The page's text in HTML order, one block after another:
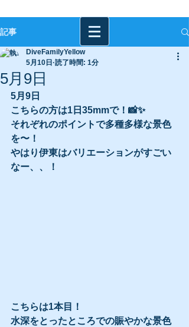
記事
5月9日
DiveFamilyYellow
5月10日 読了時間: 1分
5月9日
こちらの方は1日35mmで！📸✨
それぞれのポイントで多種多様な景色
を〜！
やはり伊東はバリエーションがすごい
なー、、！
こちらは1本目！
水深をとったところでの賑やかな景色